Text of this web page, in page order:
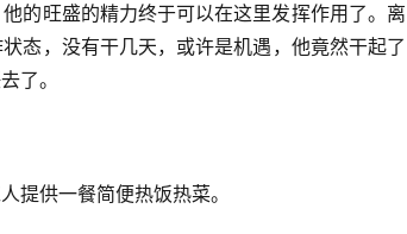
的旺盛的精力终于可以在这里发挥作用了。离
态，没有干几天，或许是机遇，他竟然干起了
了。
提供一餐简便热饭热菜。